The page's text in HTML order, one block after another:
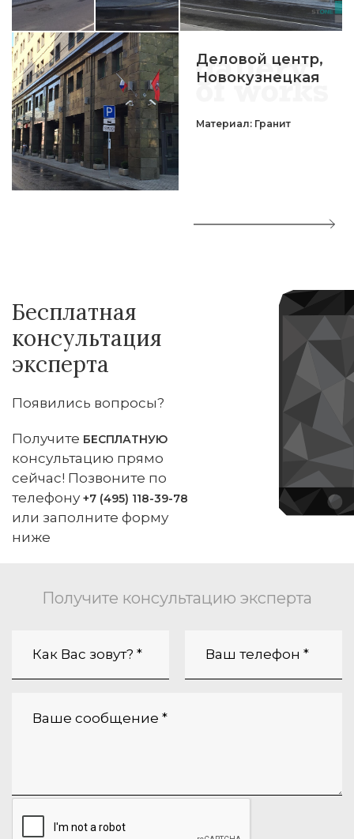
Деловой центр,
Новокузнецкая
Материал: Гранит
Бесплатная
консультация
эксперта
Появились вопросы?
Получите БЕСПЛАТНУЮ
консультацию прямо
сейчас! Позвоните по
телефону +7 (495) 118-39-78
или заполните форму
ниже
Получите консультацию эксперта